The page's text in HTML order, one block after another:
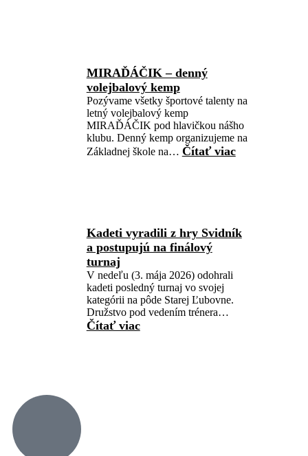
MIRAĎÁČIK – denný
volejbalový kemp
Pozývame všetky športové talenty na
letný volejbalový kemp
MIRAĎÁČIK pod hlavičkou nášho
klubu. Denný kemp organizujeme na
Základnej škole na… Čítať viac
Kadeti vyradili z hry Svidník
a postupujú na finálový
turnaj
V nedeľu (3. mája 2026) odohrali
kadeti posledný turnaj vo svojej
kategórii na pôde Starej Ľubovne.
Družstvo pod vedením trénera…
Čítať viac